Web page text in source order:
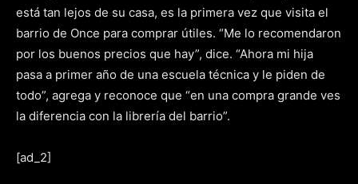
está tan lejos de su casa, es la primera vez que visita el
barrio de Once para comprar útiles. “Me lo recomendaron
por los buenos precios que hay”, dice. “Ahora mi hija
pasa a primer año de una escuela técnica y le piden de
todo”, agrega y reconoce que “en una compra grande ves
la diferencia con la librería del barrio”.
[ad_2]